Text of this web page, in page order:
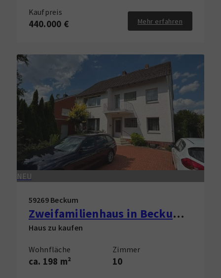
Kaufpreis
440.000 € Mehr erfahren
NEU
59269 Beckum
Zweifamilienhaus in Beckum zu verkaufen!
Haus zu kaufen
Wohnfläche
ca. 198 m²
Zimmer
10